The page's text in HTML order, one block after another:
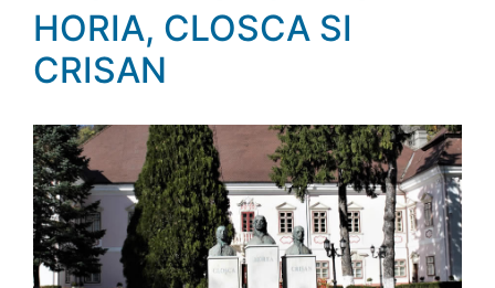
HORIA, CLOSCA SI
CRISAN